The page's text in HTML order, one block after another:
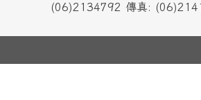
(06)2134792 傳真: